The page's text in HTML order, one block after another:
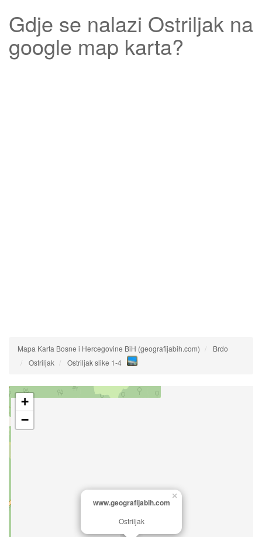
Gdje se nalazi Ostriljak na
google map karta?
Mapa Karta Bosne i Hercegovine BiH (geografijabih.com)
Brdo
Ostriljak
Ostriljak slike 1-4
www.geografijabih.com
Ostriljak
×
+
−